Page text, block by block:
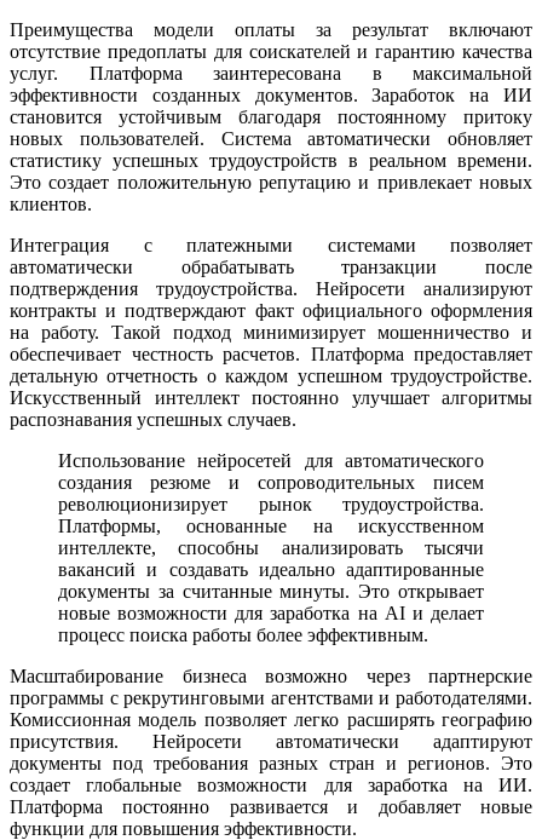
Преимущества модели оплаты за результат включают
отсутствие предоплаты для соискателей и гарантию качества
услуг. Платформа заинтересована в максимальной
эффективности созданных документов. Заработок на ИИ
становится устойчивым благодаря постоянному притоку
новых пользователей. Система автоматически обновляет
статистику успешных трудоустройств в реальном времени.
Это создает положительную репутацию и привлекает новых
клиентов.
Интеграция с платежными системами позволяет
автоматически обрабатывать транзакции после
подтверждения трудоустройства. Нейросети анализируют
контракты и подтверждают факт официального оформления
на работу. Такой подход минимизирует мошенничество и
обеспечивает честность расчетов. Платформа предоставляет
детальную отчетность о каждом успешном трудоустройстве.
Искусственный интеллект постоянно улучшает алгоритмы
распознавания успешных случаев.
Использование нейросетей для автоматического
создания резюме и сопроводительных писем
революционизирует рынок трудоустройства.
Платформы, основанные на искусственном
интеллекте, способны анализировать тысячи
вакансий и создавать идеально адаптированные
документы за считанные минуты. Это открывает
новые возможности для заработка на AI и делает
процесс поиска работы более эффективным.
Масштабирование бизнеса возможно через партнерские
программы с рекрутинговыми агентствами и работодателями.
Комиссионная модель позволяет легко расширять географию
присутствия. Нейросети автоматически адаптируют
документы под требования разных стран и регионов. Это
создает глобальные возможности для заработка на ИИ.
Платформа постоянно развивается и добавляет новые
функции для повышения эффективности.